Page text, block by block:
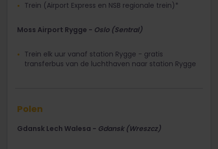
Trein (Airport Express en NSB regionale trein)*
Moss Airport Rygge - Oslo (Sentral)
Trein elk uur vanaf station Rygge - gratis
transferbus van de luchthaven naar station Rygge
Polen
Gdansk Lech Walesa - Gdansk (Wreszcz)